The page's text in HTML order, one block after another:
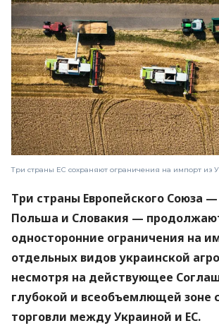
Три страны ЕС сохраняют ограничения на импорт из
Три страны Европейского Союза
Польша и Словакия —
односторонние ограничения на
отдельных видов украинской
несмотря на действующее
глубокой и всеобъемлющей зоне
торговли между Украиной и ЕС.